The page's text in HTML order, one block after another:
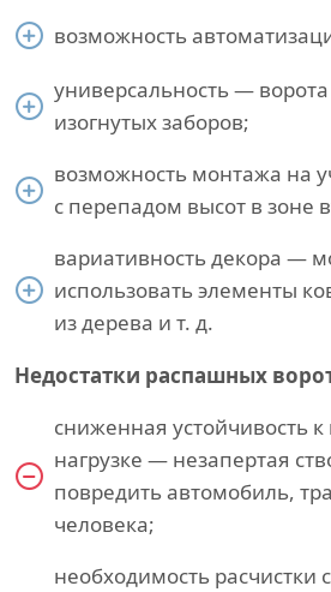
возможность
универсальность —
изогнутых заборов;
возможность монтажа на
с перепадом высот в зоне
вариативность декора —
использовать элементы
из дерева и т. д.
Недостатки распашных
сниженная устойчивость к
нагрузке — незапертая
повредить автомобиль,
человека;
необходимость расчистки